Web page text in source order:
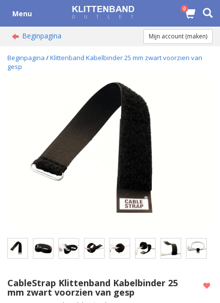
Menu 0
Beginpagina Mijn account (maken)
Beginpagina /Klittenband Kabelbinder 25 mm zwart voorzien van
gesp
CableStrap Klittenband Kabelbinder 25
mm zwart voorzien van gesp